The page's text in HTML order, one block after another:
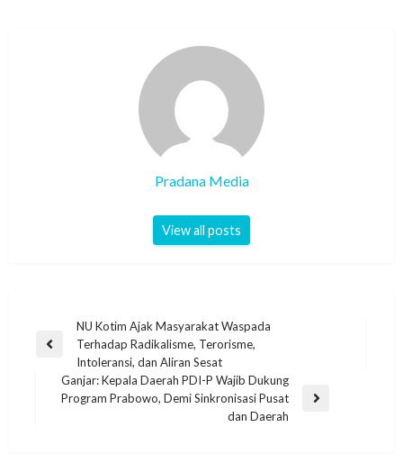
Pradana Media
View all posts
NU Kotim Ajak Masyarakat Waspada
Terhadap Radikalisme, Terorisme,
Intoleransi, dan Aliran Sesat
Ganjar: Kepala Daerah PDI-P Wajib Dukung
Program Prabowo, Demi Sinkronisasi Pusat
dan Daerah